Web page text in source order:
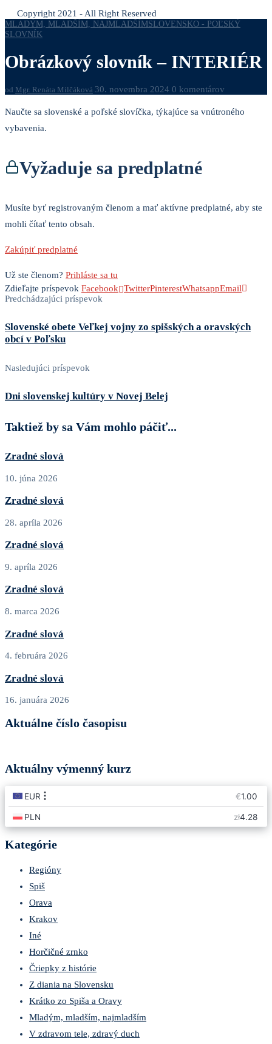
Copyright 2021 - All Right Reserved
MLADÝM, MLADŠÍM, NAJMLADŠÍMSLOVENSKO - POĽSKÝ
SLOVNÍK
Obrázkový slovník – INTERIÉR
od Mgr. Renáta Milčáková 30. novembra 2024 0 komentárov
Naučte sa slovenské a poľské slovíčka, týkajúce sa vnútroného
vybavenia.
Vyžaduje sa predplatné
Musíte byť registrovaným členom a mať aktívne predplatné, aby ste
mohli čítať tento obsah.
Zakúpiť predplatné
Už ste členom? Prihláste sa tu
Zdieľajte príspevok Facebook TwitterPinterestWhatsappEmail
Predchádzajúci príspevok
Slovenské obete Veľkej vojny zo spišských a oravských
obcí v Poľsku
Nasledujúci príspevok
Dni slovenskej kultúry v Novej Belej
Taktiež by sa Vám mohlo páčiť...
Zradné slová
10. júna 2026
Zradné slová
28. apríla 2026
Zradné slová
9. apríla 2026
Zradné slová
8. marca 2026
Zradné slová
4. februára 2026
Zradné slová
16. januára 2026
Aktuálne číslo časopisu
Aktuálny výmenný kurz
Kategórie
Regióny
Spiš
Orava
Krakov
Iné
Horčičné zrnko
Čriepky z histórie
Z diania na Slovensku
Krátko zo Spiša a Oravy
Mladým, mladším, najmladším
V zdravom tele, zdravý duch